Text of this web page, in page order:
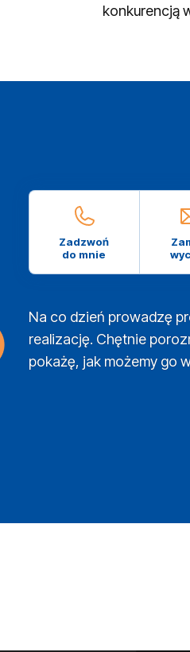
konkurencją
Zadzwoń
do mnie
Na co dzień prowadzę
realizację. Chętnie
pokażę, jak możemy go